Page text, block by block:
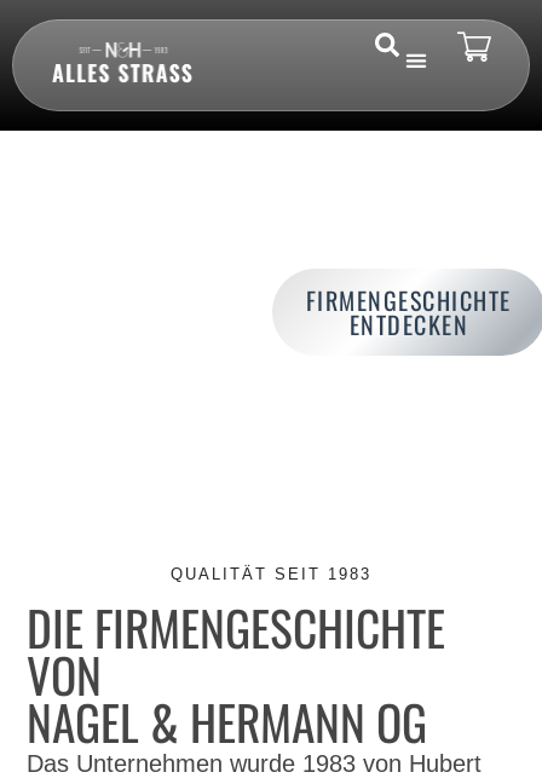
FIRMENGESCHICHTE
ENTDECKEN
QUALITÄT SEIT 1983
DIE FIRMENGESCHICHTE
VON
NAGEL & HERMANN OG
Das Unternehmen wurde 1983 von Hubert